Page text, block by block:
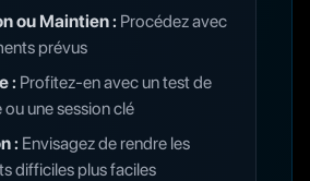
ou Maintien : Procédez avec
prévus
: Profitez-en avec un test de
une session clé
: Envisagez de rendre les
difficiles plus faciles